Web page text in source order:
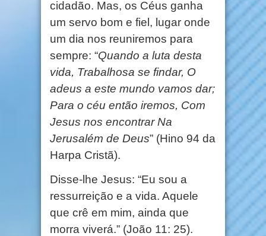
cidadão. Mas, os Céus ganha
um servo bom e fiel, lugar onde
um dia nos reuniremos para
sempre: “Quando a luta desta
vida, Trabalhosa se findar, O
adeus a este mundo vamos dar;
Para o céu então iremos, Com
Jesus nos encontrar Na
Jerusalém de Deus” (Hino 94 da
Harpa Cristã).
Disse-lhe Jesus: “Eu sou a
ressurreição e a vida. Aquele
que crê em mim, ainda que
morra viverá.” (João 11: 25).